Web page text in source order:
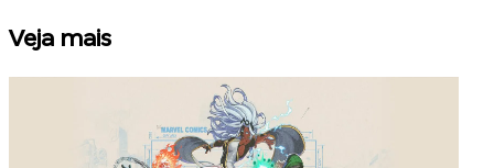
Veja mais